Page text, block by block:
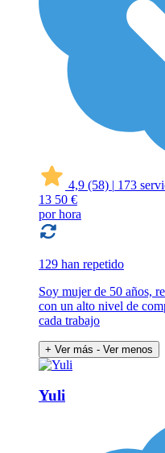
4,9 (58) | 173
13 50 €
por hora
129 han repetido
Soy mujer de 50 años,
con un alto nivel de
cada trabajo
+ Ver más - Ver menos
Yuli